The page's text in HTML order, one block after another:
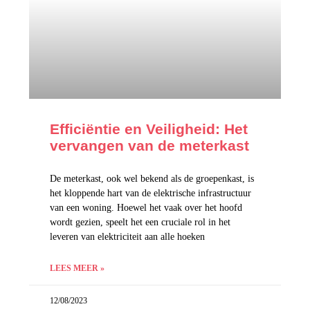
Efficiëntie en Veiligheid: Het
vervangen van de meterkast
De meterkast, ook wel bekend als de groepenkast, is
het kloppende hart van de elektrische infrastructuur
van een woning. Hoewel het vaak over het hoofd
wordt gezien, speelt het een cruciale rol in het
leveren van elektriciteit aan alle hoeken
LEES MEER »
12/08/2023